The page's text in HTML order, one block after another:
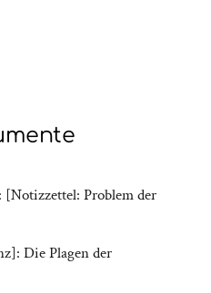
[Notizzettel: Problem der
Die Plagen der